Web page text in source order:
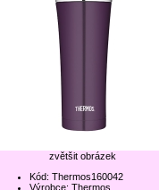
zvětšit obrázek
Kód: Thermos160042
Výrobce: Thermos